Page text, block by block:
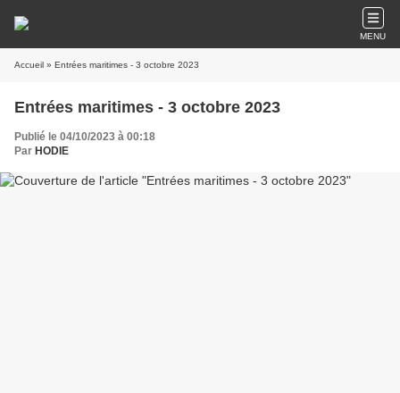
MENU
Accueil » Entrées maritimes - 3 octobre 2023
Entrées maritimes - 3 octobre 2023
Publié le 04/10/2023 à 00:18
Par HODIE